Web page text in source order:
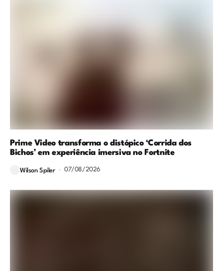
Prime Video transforma o distópico ‘Corrida dos
Bichos’ em experiência imersiva no Fortnite
Wilson Spiler 07/08/2026